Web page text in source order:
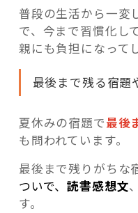
普段の生活から一変
で、今まで習慣化し
親にも負担になって
最後まで残る宿題
夏休みの宿題で最後
も問われています。
最後まで残りがちな
ついで、読書感想文
す。